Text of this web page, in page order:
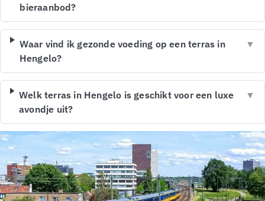
bieraanbod?
Waar vind ik gezonde voeding op een terras in
Hengelo?
▼
Welk terras in Hengelo is geschikt voor een luxe
avondje uit?
▼